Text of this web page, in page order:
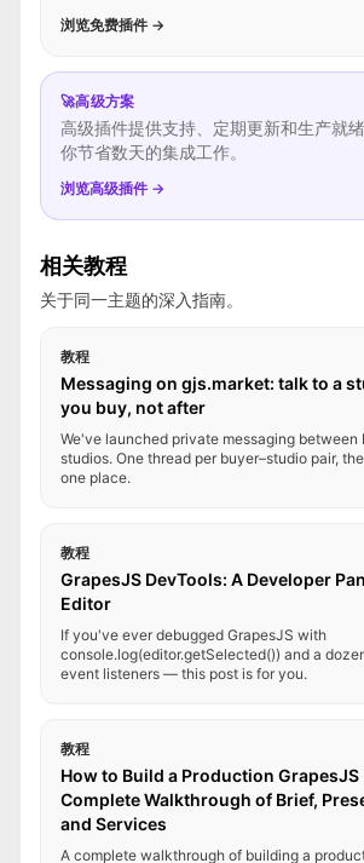
浏览免费插件 →
🚀高级方案
高级插件提供支持、定期更新和生产
你节省数天的集成工作。
浏览高级插件 →
相关教程
关于同一主题的深入指南。
教程
Messaging on gjs.market: talk to a
you buy, not after
We've launched private messaging between
studios. One thread per buyer–studio pair,
one place.
教程
GrapesJS DevTools: A Developer
Editor
If you've ever debugged GrapesJS with
console.log(editor.getSelected()) and a
event listeners — this post is for you.
教程
How to Build a Production
Complete Walkthrough of Brief,
and Services
A complete walkthrough of building a